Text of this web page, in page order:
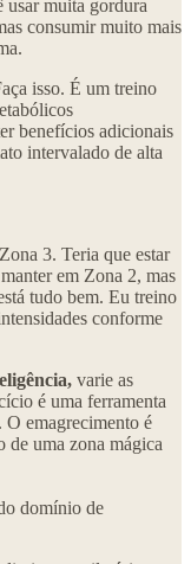
usar muita gordura
consumir muito mais
isso. É um treino
benefícios adicionais
intervalado de alta
3. Teria que estar
em Zona 2, mas
tudo bem. Eu treino
conforme
varie as
é uma ferramenta
O emagrecimento é
de uma zona mágica
domínio de